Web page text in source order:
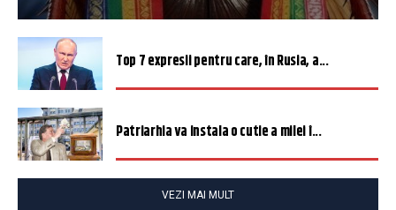
Top 7 expresii pentru care, în Rusia, a...
Patriarhia va instala o cutie a milei î...
VEZI MAI MULT